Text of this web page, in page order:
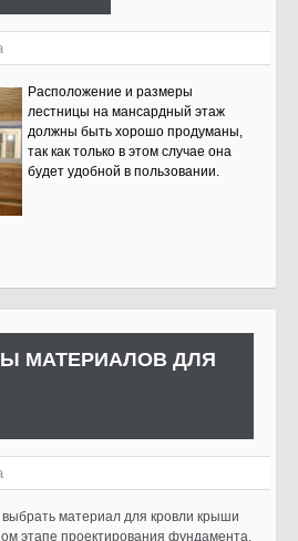
Расположение и размеры
лестницы на мансардный этаж
должны быть хорошо продуманы,
так как только в этом случае она
будет удобной в пользовании.
МАТЕРИАЛОВ ДЛЯ
материал для кровли крыши
этапе проектирования фундамента.